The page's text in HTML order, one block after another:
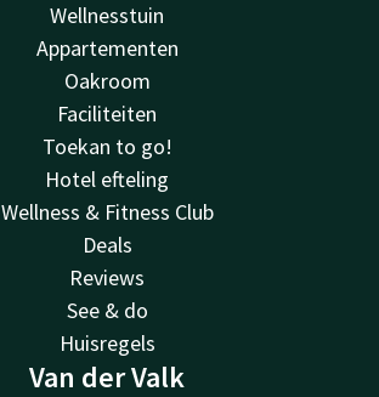
Wellnesstuin
Appartementen
Oakroom
Faciliteiten
Toekan to go!
Hotel efteling
Wellness & Fitness Club
Deals
Reviews
See & do
Huisregels
Van der Valk